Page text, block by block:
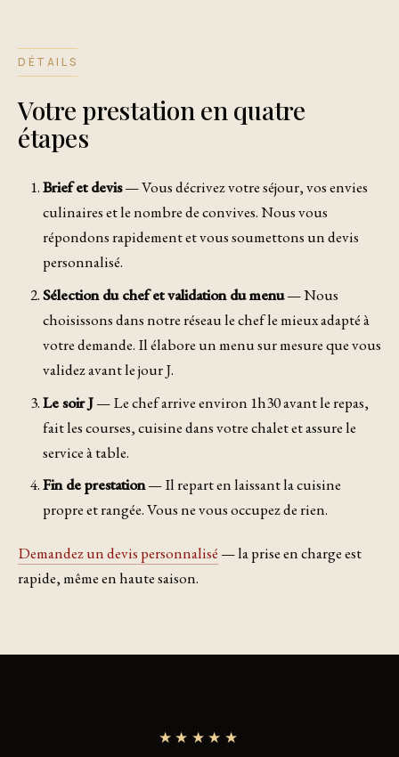
DÉTAILS
Votre prestation en quatre
étapes
Brief et devis— Vous décrivez votre séjour, vos envies
culinaires et le nombre de convives. Nous vous
répondons rapidement et vous soumettons un devis
personnalisé.
Sélection du chef et validation du menu— Nous
choisissons dans notre réseau le chef le mieux adapté à
votre demande. Il élabore un menu sur mesure que vous
validez avant le jour J.
Le soir J— Le chef arrive environ 1h30 avant le repas,
fait les courses, cuisine dans votre chalet et assure le
service à table.
Fin de prestation— Il repart en laissant la cuisine
propre et rangée. Vous ne vous occupez de rien.
Demandez un devis personnalisé — la prise en charge est
rapide, même en haute saison.
★★★★★